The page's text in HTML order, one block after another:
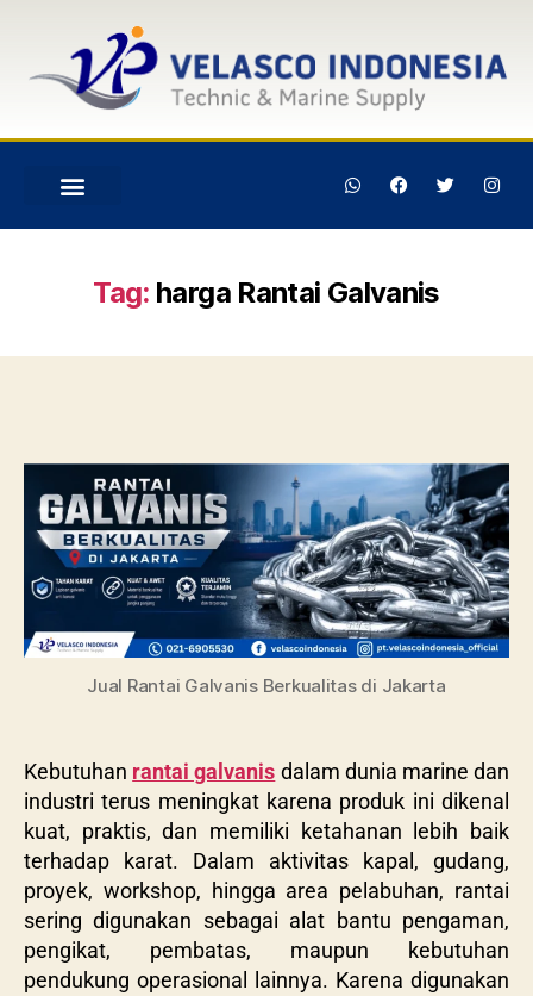
Tag: harga Rantai Galvanis
Jual Rantai Galvanis Berkualitas di Jakarta
Kebutuhan rantai galvanis dalam dunia marine dan
industri terus meningkat karena produk ini dikenal
kuat, praktis, dan memiliki ketahanan lebih baik
terhadap karat. Dalam aktivitas kapal, gudang,
proyek, workshop, hingga area pelabuhan, rantai
sering digunakan sebagai alat bantu pengaman,
pengikat, pembatas, maupun kebutuhan
pendukung operasional lainnya. Karena digunakan